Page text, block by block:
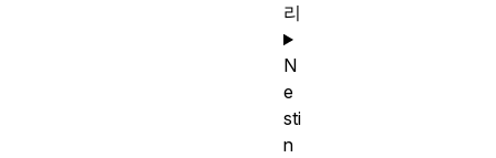
리
N
e
sti
n